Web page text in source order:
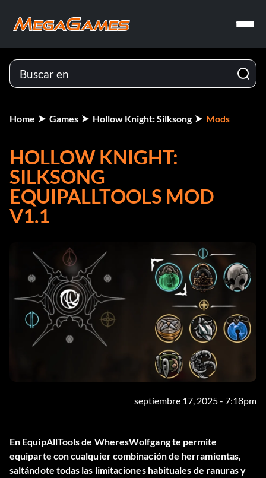
Home Games Hollow Knight: Silksong Mods
HOLLOW KNIGHT:
SILKSONG
EQUIPALLTOOLS MOD
V1.1
septiembre 17, 2025 - 7:18pm
En EquipAllToolsde WheresWolfgang te permite
equiparte con cualquier combinación de herramientas,
saltándote todas las limitaciones habituales de ranuras y